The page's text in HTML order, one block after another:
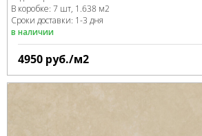
В коробке: 7 шт, 1.638 м2
Сроки доставки: 1-3 дня
в наличии
4950 руб./м2